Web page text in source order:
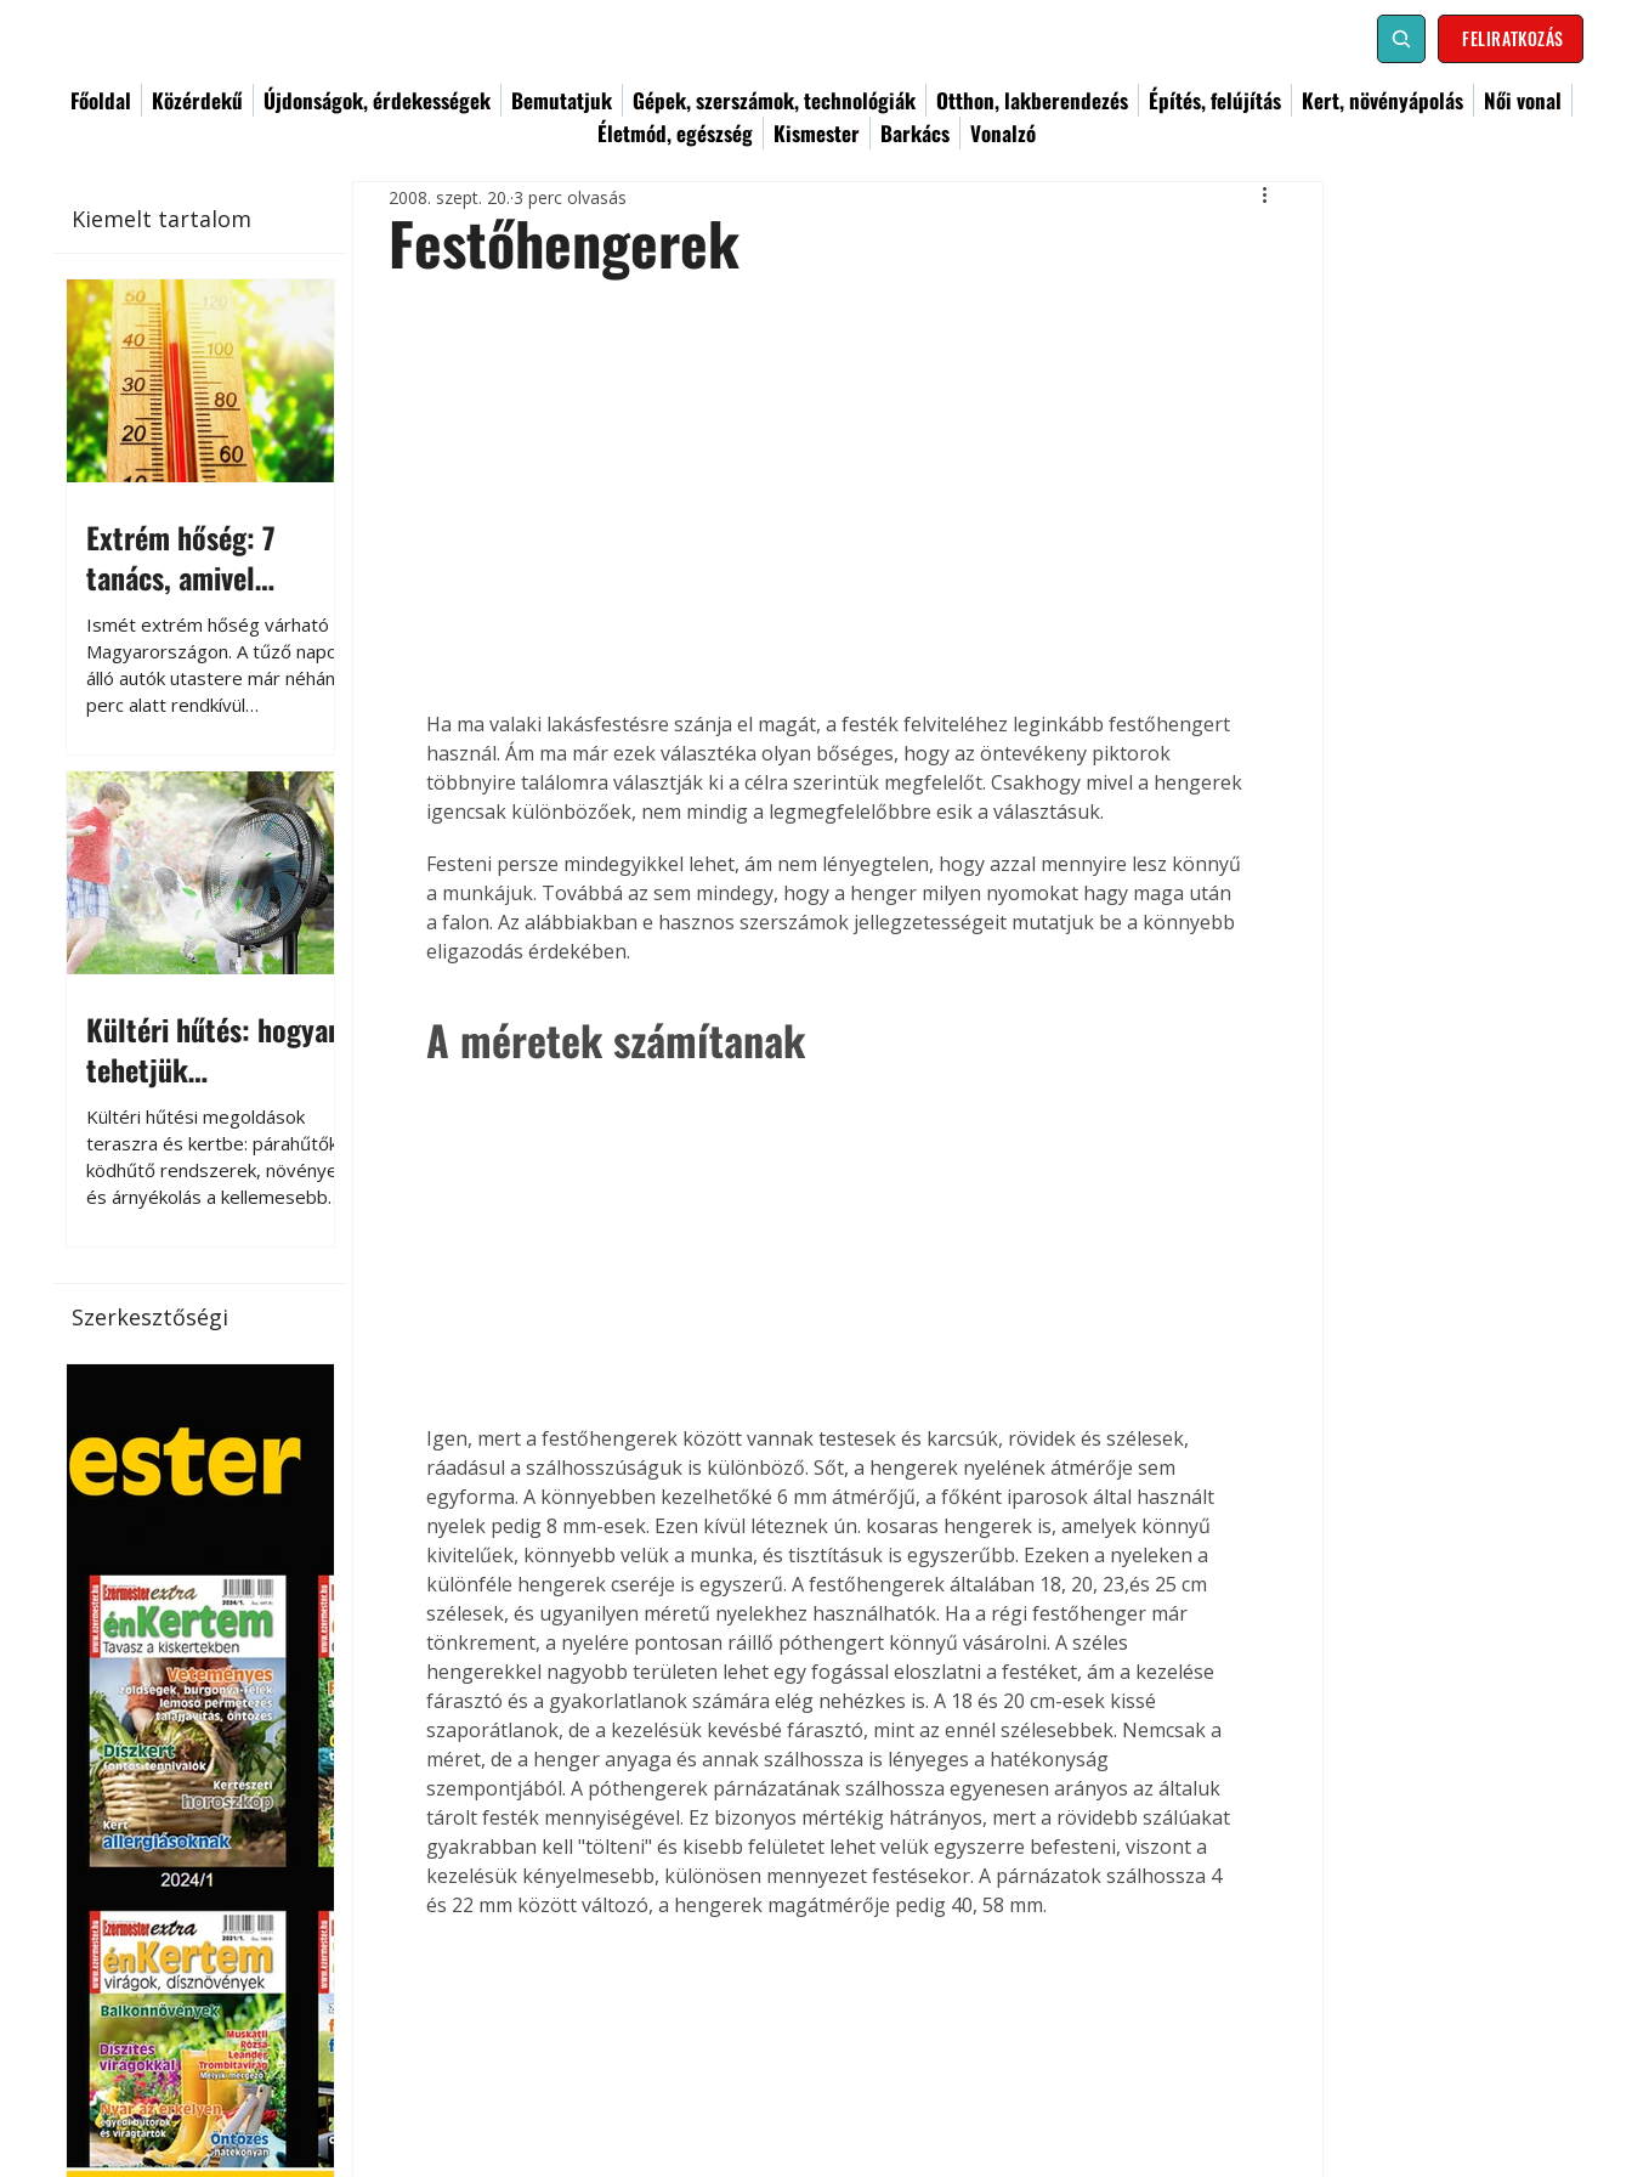
FELIRATKOZÁS
Főoldal Közérdekű Újdonságok, érdekességek Bemutatjuk Gépek, szerszámok, technológiák Otthon, lakberendezés Építés, felújítás Kert, növényápolás
Női vonal
Életmód, egészség
Kismester Barkács Vonalzó
Kiemelt tartalom
Extrém hőség: 7
tanács, amivel
megóvhatjuk
autónkat a nyári
károktól
Ismét extrém hőség várható
Magyarországon. A tűző napon
álló autók utastere már néhány
perc alatt rendkívül
megközelítheti. Ez nemcsak a
beszállást teszi kellemetlenné,
hanem az autó állapotára és a
benne hagyott tárgyakra is
káros hatással lehet. Néhány
egyszerű óvintézkedéssel
azonban jelentősen
csökkenthetjük a hőség káros
Kültéri hűtés: hogyan
tehetjük
kellemesebbé a
teraszt és a kertet?
Kültéri hűtési megoldások
teraszra és kertbe: párahűtők,
ködhűtő rendszerek, növények
és árnyékolás a kellemesebb
jelentőséget kapott, ahogy a
nyári hőhullámok gyakoribbá és
a megoldást a meleg ellen, ma
már egyre többen keresnek
olyan kültéri hűtési
vendégl
Szerkesztőségi
Festőhengerek
2008. szept. 20. 3 perc olvasás
Ha ma valaki lakásfestésre szánja el magát, a festék felviteléhez leginkább festőhengert
használ. Ám ma már ezek választéka olyan bőséges, hogy az öntevékeny piktorok
többnyire találomra választják ki a célra szerintük megfelelőt. Csakhogy mivel a hengerek
igencsak különbözőek, nem mindig a legmegfelelőbbre esik a választásuk.
Festeni persze mindegyikkel lehet, ám nem lényegtelen, hogy azzal mennyire lesz könnyű
a munkájuk. Továbbá az sem mindegy, hogy a henger milyen nyomokat hagy maga után
a falon. Az alábbiakban e hasznos szerszámok jellegzetességeit mutatjuk be a könnyebb
eligazodás érdekében.
A méretek számítanak
Igen, mert a festőhengerek között vannak testesek és karcsúk, rövidek és szélesek,
ráadásul a szálhosszúságuk is különböző. Sőt, a hengerek nyelének átmérője sem
egyforma. A könnyebben kezelhetőké 6 mm átmérőjű, a főként iparosok által használt
nyelek pedig 8 mm-esek. Ezen kívül léteznek ún. kosaras hengerek is, amelyek könnyű
kivitelűek, könnyebb velük a munka, és tisztításuk is egyszerűbb. Ezeken a nyeleken a
különféle hengerek cseréje is egyszerű. A festőhengerek általában 18, 20, 23,és 25 cm
szélesek, és ugyanilyen méretű nyelekhez használhatók. Ha a régi festőhenger már
tönkrement, a nyelére pontosan ráillő póthengert könnyű vásárolni. A széles
hengerekkel nagyobb területen lehet egy fogással eloszlatni a festéket, ám a kezelése
fárasztó és a gyakorlatlanok számára elég nehézkes is. A 18 és 20 cm-esek kissé
szaporátlanok, de a kezelésük kevésbé fárasztó, mint az ennél szélesebbek. Nemcsak a
méret, de a henger anyaga és annak szálhossza is lényeges a hatékonyság
szempontjából. A póthengerek párnázatának szálhossza egyenesen arányos az általuk
tárolt festék mennyiségével. Ez bizonyos mértékig hátrányos, mert a rövidebb szálúakat
gyakrabban kell "tölteni" és kisebb felületet lehet velük egyszerre befesteni, viszont a
kezelésük kényelmesebb, különösen mennyezet festésekor. A párnázatok szálhossza 4
és 22 mm között változó, a hengerek magátmérője pedig 40, 58 mm.